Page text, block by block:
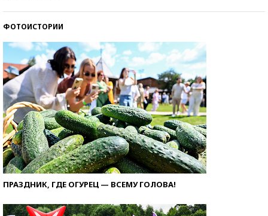
ФОТОИСТОРИИ
ПРАЗДНИК, ГДЕ ОГУРЕЦ — ВСЕМУ ГОЛОВА!